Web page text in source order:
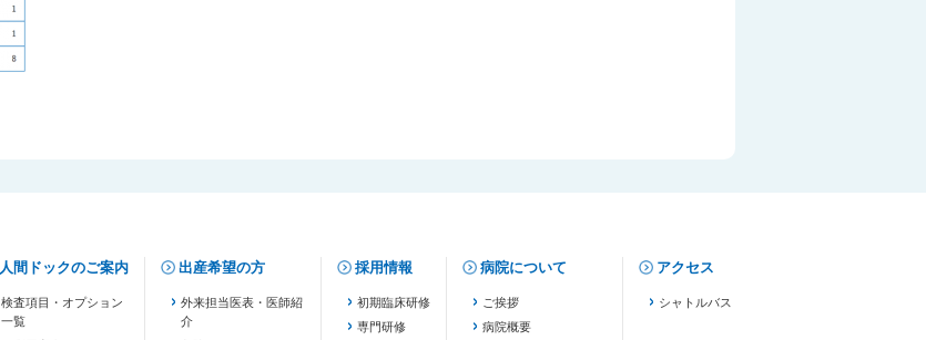
人間ドックのご案内
検査項目・オプション
一覧
出産希望の方
外来担当医表・医師紹
介
採用情報
初期臨床研修
専門研修
病院について
ご挨拶
病院概要
アクセス
シャトルバス